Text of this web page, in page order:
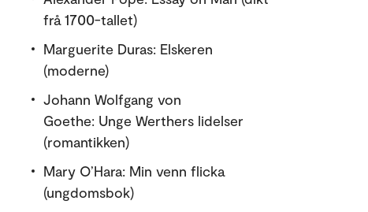
frå 1700-tallet)
Marguerite Duras: Elskeren
(moderne)
Johann Wolfgang von
Goethe: Unge Werthers lidelser
(romantikken)
Mary O’Hara: Min venn flicka
(ungdomsbok)